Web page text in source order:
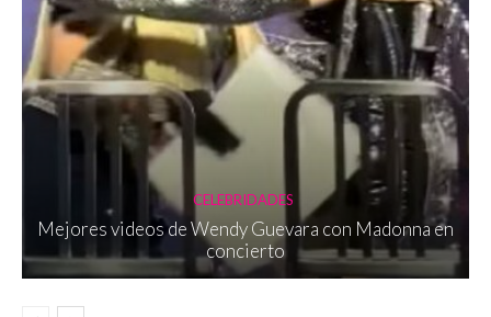
CELEBRIDADES
Mejores videos de Wendy Guevara con Madonna en
concierto